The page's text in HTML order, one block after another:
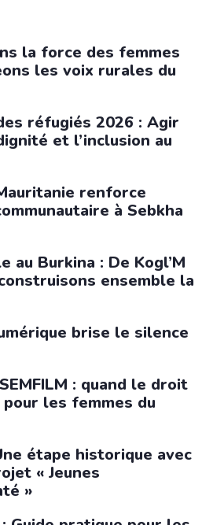
la force des femmes
les voix rurales du
réfugiés 2026 : Agir
et l’inclusion au
renforce
à Sebkha
Burkina : De Kogl’M
ensemble la
brise le silence
: quand le droit
pour les femmes du
étape historique avec
« Jeunes
»